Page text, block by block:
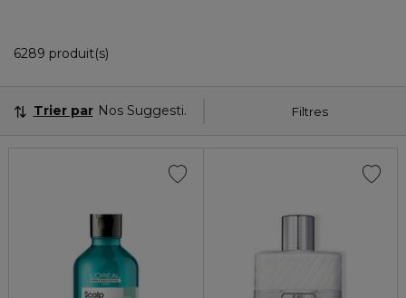
6289 produit(s)
Filtres
Trier par Nos Suggestions